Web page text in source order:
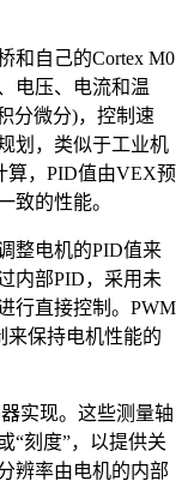
和自己的Cortex M0
电压、电流和温
分微分)，控制速
划，类似于工业机
算，PID值由VEX预
致的性能。
整电机的PID值来
内部PID，采用未
行直接控制。PWM
来保持电机性能的
实现。这些测量轴
“刻度”，以提供关
辨率由电机的内部